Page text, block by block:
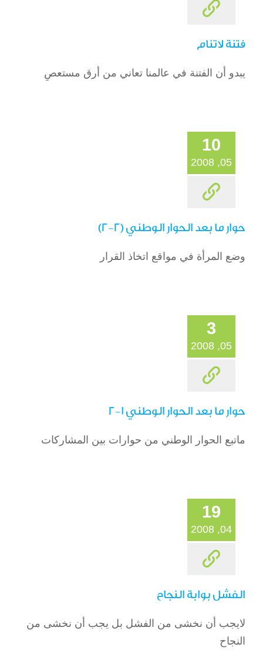
فتنة لاتنام
يبدو أن الفتنة في عالمنا تعاني من أرق مستعصِ
10
05, 2008
حوار ما بعد الحوار الوطني (2-2)
وضع المرأة في مواقع اتخاذ القرار
3
05, 2008
حوار ما بعد الحوار الوطني 1-2
ماتبع الحوار الوطني من حوارات بين المشاركات
19
04, 2008
الفشل بوابة النجاح
لايجب أن نخشى من الفشل بل يجب أن نخشى من
النجاح